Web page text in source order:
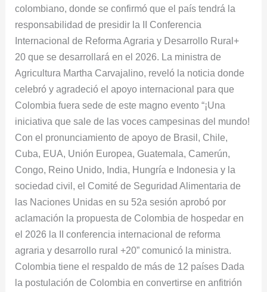
colombiano, donde se confirmó que el país tendrá la
responsabilidad de presidir la II Conferencia
Internacional de Reforma Agraria y Desarrollo Rural+
20 que se desarrollará en el 2026. La ministra de
Agricultura Martha Carvajalino, reveló la noticia donde
celebró y agradeció el apoyo internacional para que
Colombia fuera sede de este magno evento “¡Una
iniciativa que sale de las voces campesinas del mundo!
Con el pronunciamiento de apoyo de Brasil, Chile,
Cuba, EUA, Unión Europea, Guatemala, Camerún,
Congo, Reino Unido, India, Hungría e Indonesia y la
sociedad civil, el Comité de Seguridad Alimentaria de
las Naciones Unidas en su 52a sesión aprobó por
aclamación la propuesta de Colombia de hospedar en
el 2026 la II conferencia internacional de reforma
agraria y desarrollo rural +20” comunicó la ministra.
Colombia tiene el respaldo de más de 12 países Dada
la postulación de Colombia en convertirse en anfitrión
Rural
+20